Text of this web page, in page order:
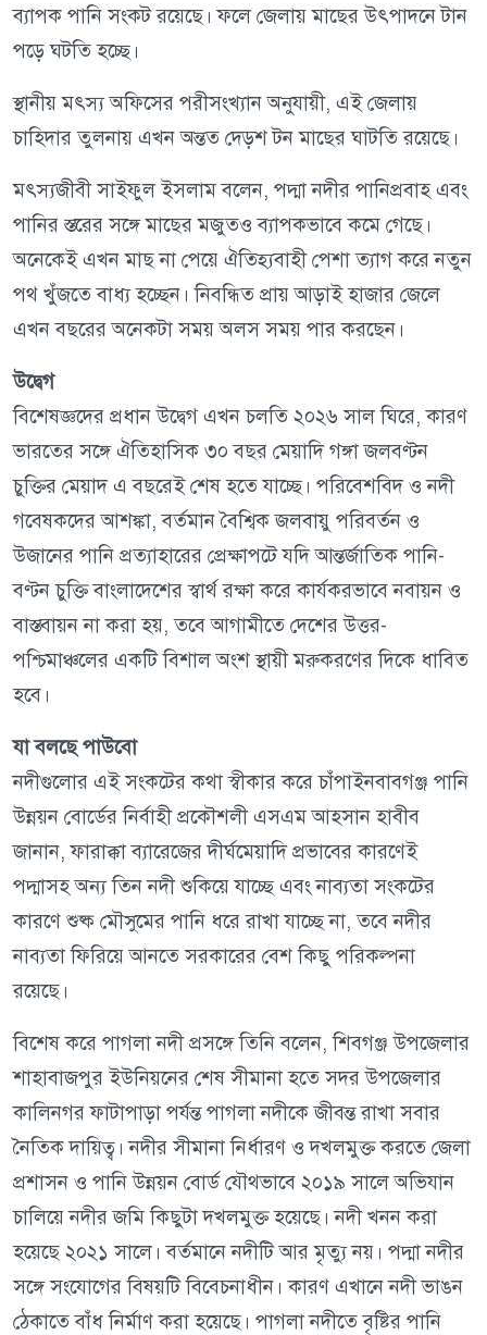
ব্যাপক পানি সংকট রয়েছে। ফলে জেলায় মাছের উৎপাদনে টান
পড়ে ঘটতি হচ্ছে।
স্থানীয় মৎস্য অফিসের পরীসংখ্যান অনুযায়ী, এই জেলায়
চাহিদার তুলনায় এখন অন্তত দেড়শ টন মাছের ঘাটতি রয়েছে।
মৎস্যজীবী সাইফুল ইসলাম বলেন, পদ্মা নদীর পানিপ্রবাহ এবং
পানির স্তরের সঙ্গে মাছের মজুতও ব্যাপকভাবে কমে গেছে।
অনেকেই এখন মাছ না পেয়ে ঐতিহ্যবাহী পেশা ত্যাগ করে নতুন
পথ খুঁজতে বাধ্য হচ্ছেন। নিবন্ধিত প্রায় আড়াই হাজার জেলে
এখন বছরের অনেকটা সময় অলস সময় পার করছেন।
উদ্বেগ
বিশেষজ্ঞদের প্রধান উদ্বেগ এখন চলতি ২০২৬ সাল ঘিরে, কারণ
ভারতের সঙ্গে ঐতিহাসিক ৩০ বছর মেয়াদি গঙ্গা জলবণ্টন
চুক্তির মেয়াদ এ বছরেই শেষ হতে যাচ্ছে। পরিবেশবিদ ও নদী
গবেষকদের আশঙ্কা, বর্তমান বৈশ্বিক জলবায়ু পরিবর্তন ও
উজানের পানি প্রত্যাহারের প্রেক্ষাপটে যদি আন্তর্জাতিক পানি-
বণ্টন চুক্তি বাংলাদেশের স্বার্থ রক্ষা করে কার্যকরভাবে নবায়ন ও
বাস্তবায়ন না করা হয়, তবে আগামীতে দেশের উত্তর-
পশ্চিমাঞ্চলের একটি বিশাল অংশ স্থায়ী মরুকরণের দিকে ধাবিত
হবে।
যা বলছে পাউবো
নদীগুলোর এই সংকটের কথা স্বীকার করে চাঁপাইনবাবগঞ্জ পানি
উন্নয়ন বোর্ডের নির্বাহী প্রকৌশলী এসএম আহসান হাবীব
জানান, ফারাক্কা ব্যারেজের দীর্ঘমেয়াদি প্রভাবের কারণেই
পদ্মাসহ অন্য তিন নদী শুকিয়ে যাচ্ছে এবং নাব্যতা সংকটের
কারণে শুষ্ক মৌসুমের পানি ধরে রাখা যাচ্ছে না, তবে নদীর
নাব্যতা ফিরিয়ে আনতে সরকারের বেশ কিছু পরিকল্পনা
রয়েছে।
বিশেষ করে পাগলা নদী প্রসঙ্গে তিনি বলেন, শিবগঞ্জ উপজেলার
শাহাবাজপুর ইউনিয়নের শেষ সীমানা হতে সদর উপজেলার
কালিনগর ফাটাপাড়া পর্যন্ত পাগলা নদীকে জীবন্ত রাখা সবার
নৈতিক দায়িত্ব। নদীর সীমানা নির্ধারণ ও দখলমুক্ত করতে জেলা
প্রশাসন ও পানি উন্নয়ন বোর্ড যৌথভাবে ২০১৯ সালে অভিযান
চালিয়ে নদীর জমি কিছুটা দখলমুক্ত হয়েছে। নদী খনন করা
হয়েছে ২০২১ সালে। বর্তমানে নদীটি আর মৃত্যু নয়। পদ্মা নদীর
সঙ্গে সংযোগের বিষয়টি বিবেচনাধীন। কারণ এখানে নদী ভাঙন
ঠেকাতে বাঁধ নির্মাণ করা হয়েছে। পাগলা নদীতে বৃষ্টির পানি